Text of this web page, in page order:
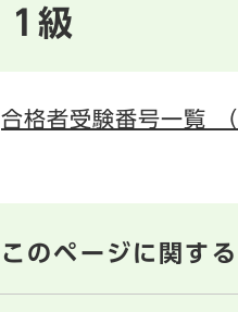
1級
合格者受験番号一覧
このページに関す